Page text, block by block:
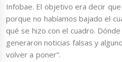
Infobae. El objetivo era decir
porque no habíamos bajado el
qué se hizo con el cuadro.
generaron noticias falsas y
volver a poner”.